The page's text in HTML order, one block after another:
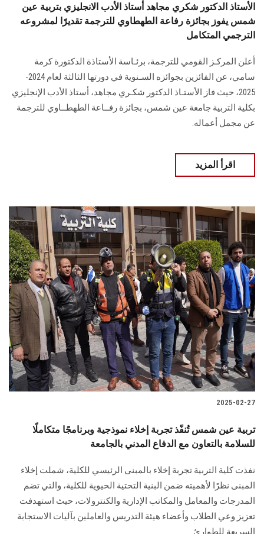
الأستاذ الدكتور شكري مجاهد أستاذ الأدب الانجليزي بتربية عين
شمس يفوز بجائزة رفاعة الطهطاوي للترجمة تقديرًا لمشروعه
الترجمي المتكامل
أعلن المركـز القومي للترجمة، برئـاسة الأستاذة الدكتورة كرمة
سامي، عن الفائزين بجوائزه السـنوية في دورتها الثالثة لعام 2024-
2025، حيث فاز الأستـاذ الدكتور شكـري مجاهد، أستاذ الأدب الإنجليزي
بكلية التربية جامعة عين شمس، بجائزة رفــاعة الطهطــاوي للترجمة
عن مجمل أعماله.
اقرأ المزيد
2025-02-27
تربية عين شمس تُنفّذ تجربة إخلاء نموذجية وبرنامجًا متكاملًا
للسلامة بالتعاون مع الدفاع المدني بالجامعة
نفذت كلية التربية تجربة إخلاء بالمبنى الرئيسي للكلية، شملت إخلاء
المبنى نظرًا لأهميته ضمن البنية التحتية الحيوية للكلية، والتي تضم
المدرجات والمعامل والمكاتب الإدارية والكنترولات، حيث استهدفت
تعزيز وعي الطلاب وأعضاء هيئة التدريس والعاملين بآليات الاستجابة
السريعة للطوارئ